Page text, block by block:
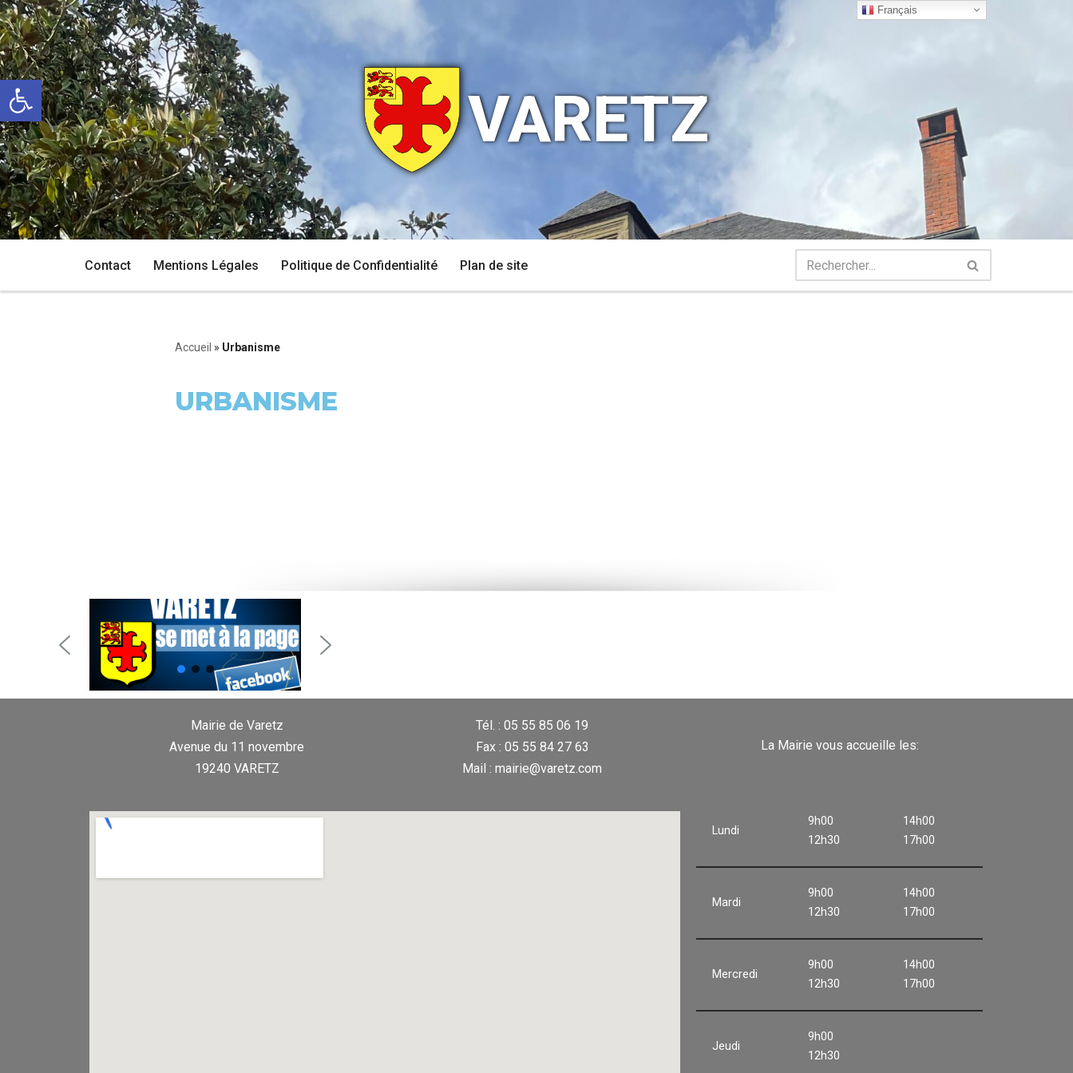
Ouvrir la barre d’outils
Aller
au
contenu
VARETZ
Contact Mentions Légales Politique de Confidentialité Plan de site
Accueil » Urbanisme
URBANISME
Mairie de Varetz
Avenue du 11 novembre
19240 VARETZ
Tél. : 05 55 85 06 19
Fax : 05 55 84 27 63
Mail : mairie@varetz.com
La Mairie vous accueille les:
Lundi
9h00
12h30
14h00
17h00
Mardi
9h00
12h30
14h00
17h00
Mercredi
9h00
12h30
14h00
17h00
Jeudi
9h00
12h30
Français